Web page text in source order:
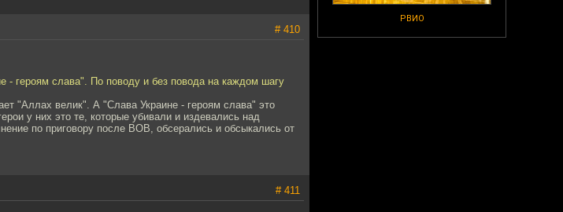
РВИО
# 410
- героям слава". По поводу и без повода на каждом шагу
"Аллах велик". А "Слава Украине - героям слава" это
у них это те, которые убивали и издевались над
по приговору после ВОВ, обсерались и обсыкались от
# 411